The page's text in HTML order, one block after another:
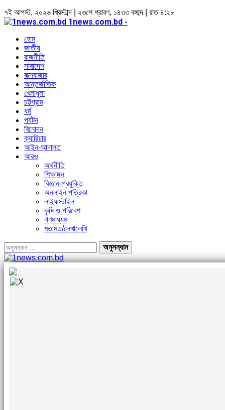
৭ই আগস্ট, ২০২৬ খ্রিস্টাব্দ | ২৩শে শ্রাবণ, ১৪৩৩ বঙ্গাব্দ | রাত ৪:২৮
1news.com.bd -
হোম
জাতীয়
রাজনীতি
সারাদেশ
কক্সবাজার
আন্তর্জাতিক
খেলাধুলা
চট্টগ্রাম
ধর্ম
পর্যটন
বিনোদন
ক্যারিয়ার
আইন-আদালত
আরও
অর্থনীতি
শিক্ষাঙ্গন
বিজ্ঞান-প্রযুক্তি
অনলাইন পত্রিকা
লাইফস্টাইল
কৃষি ও পরিবেশ
গণমাধ্যম
মতামত/লেখালেখি